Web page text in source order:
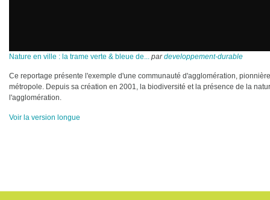
Nature en ville : la trame verte & bleue de... pardeveloppement-durable
Ce reportage présente l'exemple d'une communauté d'agglomération,
métropole. Depuis sa création en 2001, la biodiversité et la présence de la
l'agglomération.
Voir la version longue